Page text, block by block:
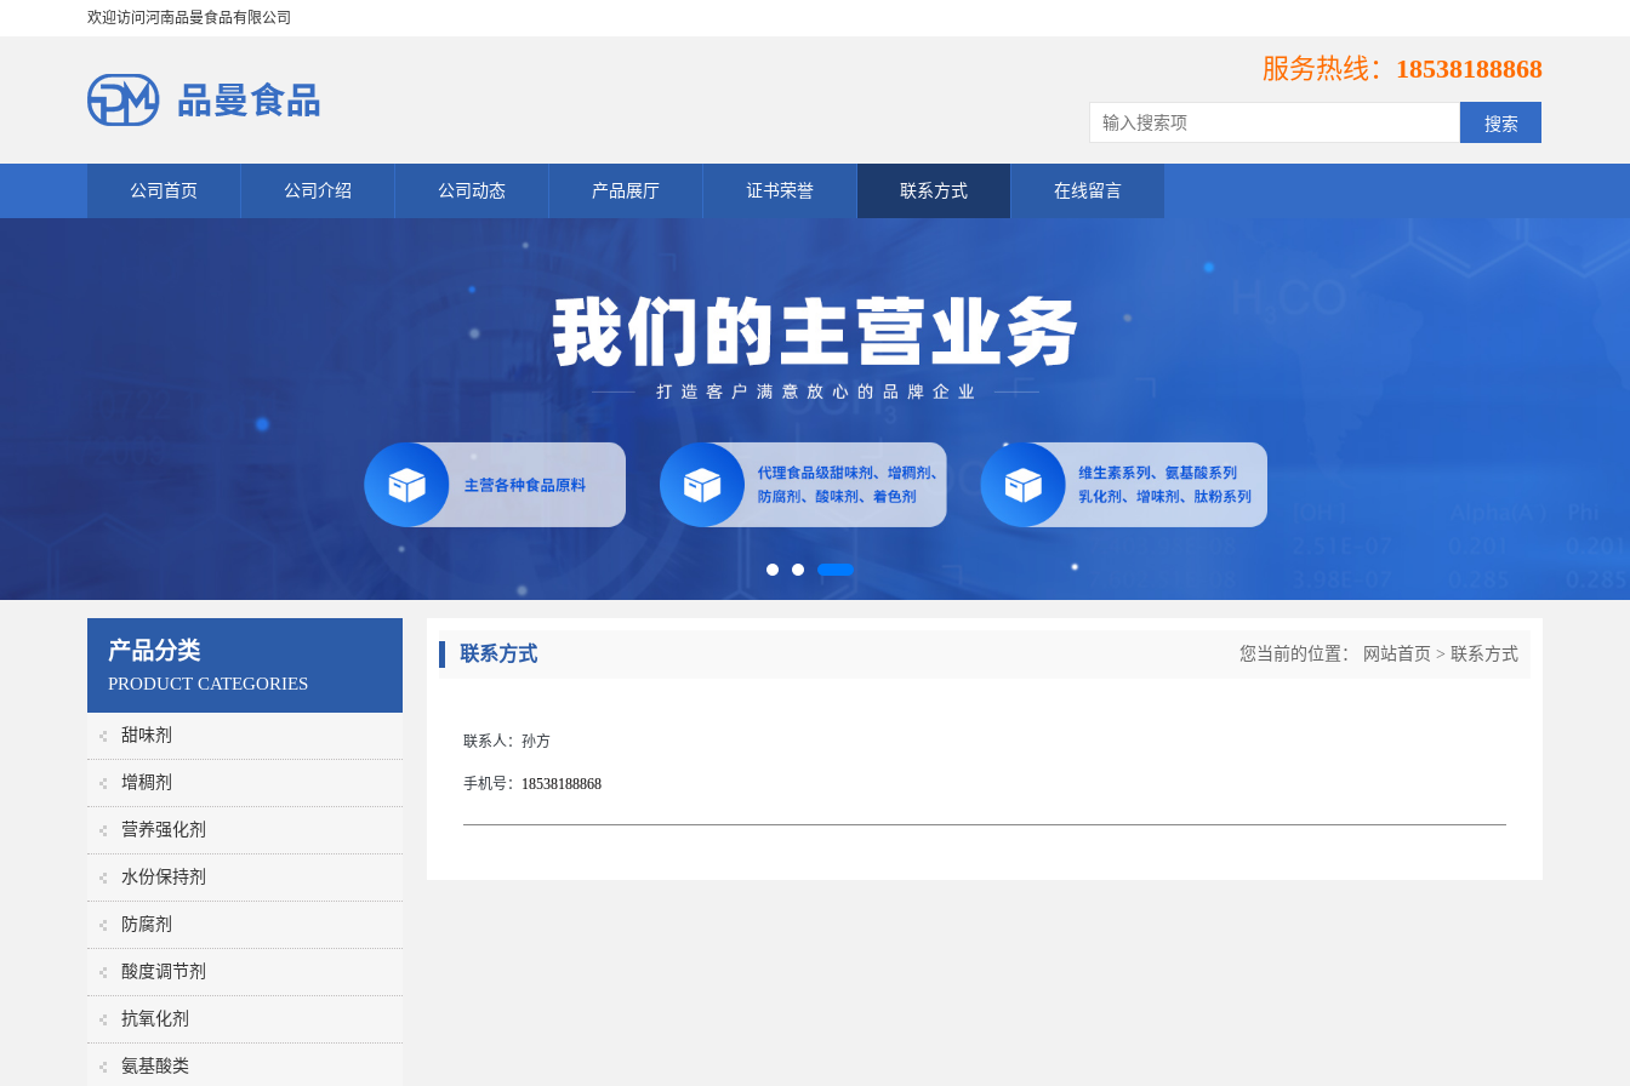
欢迎访问河南品曼食品有限公司
服务热线： 18538188868
公司首页 公司介绍 公司动态 产品展厅 证书荣誉 联系方式 在线留言
产品分类
PRODUCT CATEGORIES
甜味剂
增稠剂
营养强化剂
水份保持剂
防腐剂
酸度调节剂
抗氧化剂
氨基酸类
联系方式 您当前的位置： 网站首页 > 联系方式
联系人： 孙方
手机号： 18538188868